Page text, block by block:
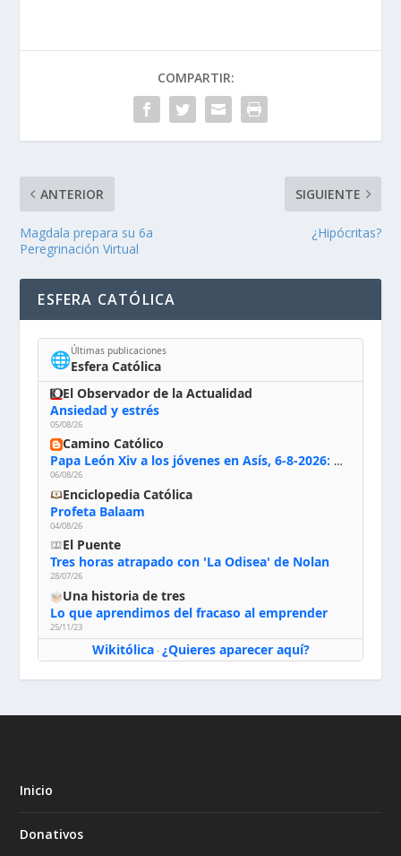
COMPARTIR:
ANTERIOR
Magdala prepara su 6a
Peregrinación Virtual
SIGUIENTE
¿Hipócritas?
ESFERA CATÓLICA
🌐Últimas publicaciones
Esfera Católica
El Observador de la Actualidad
Ansiedad y estrés
05/08/26
Camino Católico
Papa León Xiv a los jóvenes en Asís, 6-8-2026: «De san Francisco aprendan la radicalidad evangélica: no los vuelve ciegos ni violentos, sino sensibles, atentos, siempre en el seguimiento de Jesús, humildes y acogiendo a todos»
06/08/26
Enciclopedia Católica
Profeta Balaam
04/08/26
El Puente
Tres horas atrapado con 'La Odisea' de Nolan
28/07/26
Una historia de tres
Lo que aprendimos del fracaso al emprender
25/11/23
Wikitólica· ¿Quieres aparecer aquí?
Inicio
Donativos